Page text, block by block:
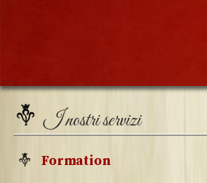
I nostri servizi
Formation